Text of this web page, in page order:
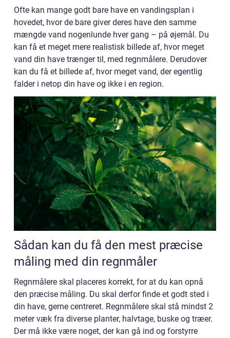
Ofte kan mange godt bare have en vandingsplan i
hovedet, hvor de bare giver deres have den samme
mængde vand nogenlunde hver gang – på øjemål. Du
kan få et meget mere realistisk billede af, hvor meget
vand din have trænger til, med regnmålere. Derudover
kan du få et billede af, hvor meget vand, der egentlig
falder i netop din have og ikke i en region.
Sådan kan du få den mest præcise
måling med din regnmåler
Regnmålere skal placeres korrekt, for at du kan opnå
den præcise måling. Du skal derfor finde et godt sted i
din have, gerne centreret. Regnmålere skal stå mindst 2
meter væk fra diverse planter, halvtage, buske og træer.
Der må ikke være noget, der kan gå ind og forstyrre